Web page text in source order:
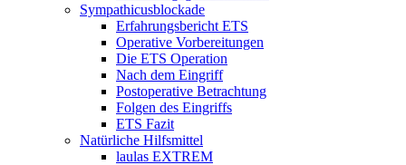
Sympathicusblockade
Erfahrungsbericht ETS
Operative Vorbereitungen
Die ETS Operation
Nach dem Eingriff
Postoperative Betrachtung
Folgen des Eingriffs
ETS Fazit
Natürliche Hilfsmittel
laulas EXTREM